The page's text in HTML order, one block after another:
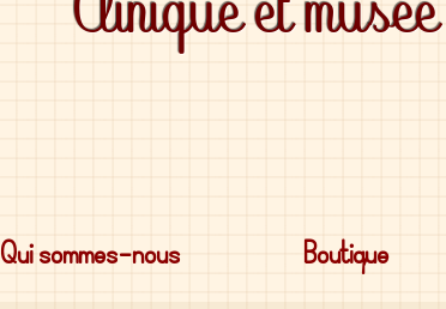
Clinique et
Qui sommes-nous Boutique